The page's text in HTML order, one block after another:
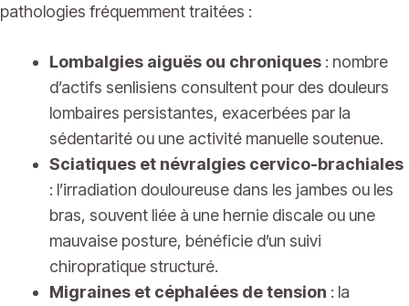
pathologies fréquemment traitées :
Lombalgies aiguës ou chroniques : nombre
d’actifs senlisiens consultent pour des douleurs
lombaires persistantes, exacerbées par la
sédentarité ou une activité manuelle soutenue.
Sciatiques et névralgies cervico-brachiales
: l’irradiation douloureuse dans les jambes ou les
bras, souvent liée à une hernie discale ou une
mauvaise posture, bénéficie d’un suivi
chiropratique structuré.
Migraines et céphalées de tension : la